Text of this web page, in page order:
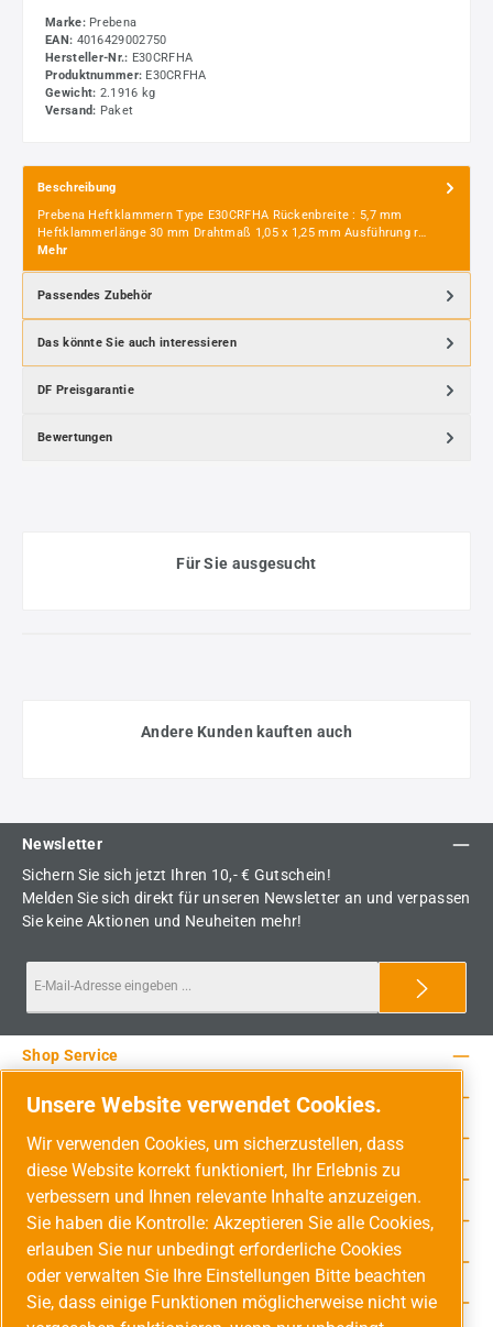
Marke: Prebena
EAN: 4016429002750
Hersteller-Nr.: E30CRFHA
Produktnummer: E30CRFHA
Gewicht: 2.1916 kg
Versand: Paket
Beschreibung
Prebena Heftklammern Type E30CRFHA Rückenbreite : 5,7 mm
Heftklammerlänge 30 mm Drahtmaß 1,05 x 1,25 mm Ausführung r…
Mehr
Passendes Zubehör
Das könnte Sie auch interessieren
DF Preisgarantie
Bewertungen
Für Sie ausgesucht
Andere Kunden kauften auch
Newsletter
Sichern Sie sich jetzt Ihren 10,- € Gutschein!
Melden Sie sich direkt für unseren Newsletter an und verpassen
Sie keine Aktionen und Neuheiten mehr!
Service-Hotline
Shop Service
Rechtliche Hinweise
Unsere Vorteile
Versandarten
Zahlungsarten
Adresse
Unsere Website verwendet Cookies.
Wir verwenden Cookies, um sicherzustellen, dass
diese Website korrekt funktioniert, Ihr Erlebnis zu
verbessern und Ihnen relevante Inhalte anzuzeigen.
Sie haben die Kontrolle: Akzeptieren Sie alle Cookies,
erlauben Sie nur unbedingt erforderliche Cookies
oder verwalten Sie Ihre Einstellungen Bitte beachten
Sie, dass einige Funktionen möglicherweise nicht wie